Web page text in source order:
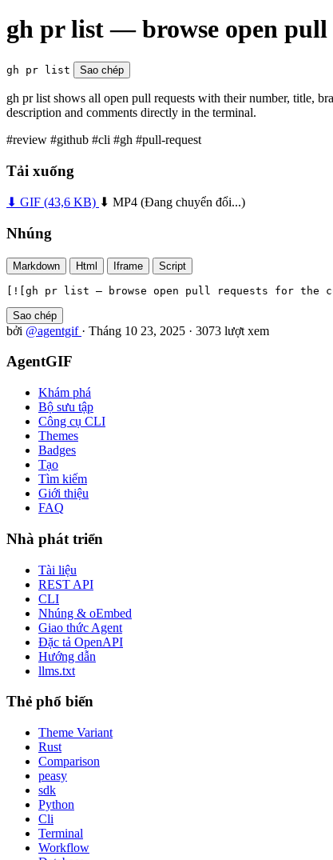
gh pr list — browse open pull
gh pr list Sao chép
gh pr list shows all open pull requests with their number, title,
description and comments directly in the terminal.
#review #github #cli #gh #pull-request
Tải xuống
⬇ GIF (43,6 KB) ⬇ MP4 (Đang chuyển đổi...)
Nhúng
Markdown Html Iframe Script
[![gh pr list — browse open pull requests for the
Sao chép
bởi @agentgif · Tháng 10 23, 2025 · 3073 lượt xem
AgentGIF
Khám phá
Bộ sưu tập
Công cụ CLI
Themes
Badges
Tạo
Tìm kiếm
Giới thiệu
FAQ
Nhà phát triển
Tài liệu
REST API
CLI
Nhúng & oEmbed
Giao thức Agent
Đặc tả OpenAPI
Hướng dẫn
llms.txt
Thẻ phổ biến
Theme Variant
Rust
Comparison
peasy
sdk
Python
Cli
Terminal
Workflow